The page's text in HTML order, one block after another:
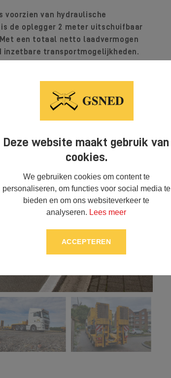
Deze website maakt gebruik van
cookies.
We gebruiken cookies om content te
personaliseren, om functies voor social media te
bieden en om ons websiteverkeer te
analyseren. Lees meer
ACCEPTEREN
voorzien van hydraulische
de oplegger 2 meter uitschuifbaar
een totaal netto laadvermogen
inzetbare transportmogelijkheden.